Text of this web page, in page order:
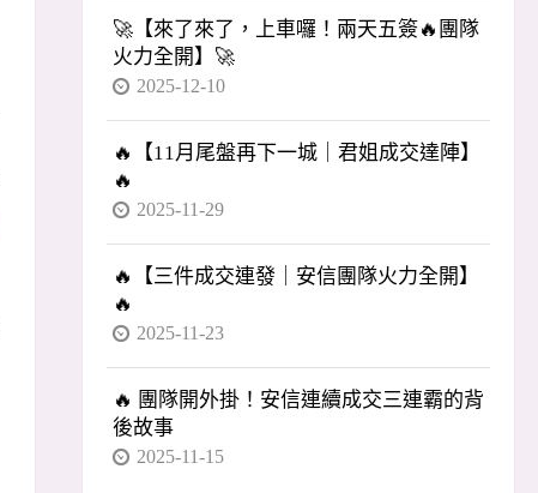
🚀【來了來了，上車囉！兩天五簽🔥團隊
火力全開】🚀
2025-12-10
🔥【11月尾盤再下一城｜君姐成交達陣】
🔥
2025-11-29
🔥【三件成交連發｜安信團隊火力全開】
🔥
2025-11-23
🔥 團隊開外掛！安信連續成交三連霸的背
後故事
2025-11-15